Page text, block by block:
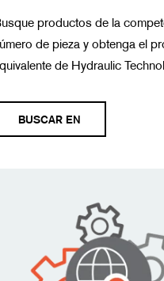
productos de la
de pieza y obtenga el
de Hydraulic
BUSCAR EN